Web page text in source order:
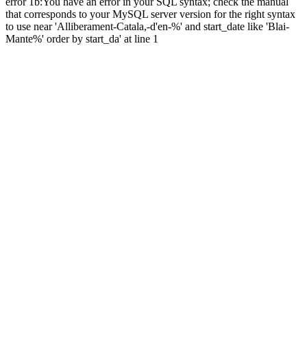
that corresponds to your MySQL server version for the right syntax
to use near 'Alliberament-Catala,-d'en-%' and start_date like 'Blai-
Mante%' order by start_da' at line 1